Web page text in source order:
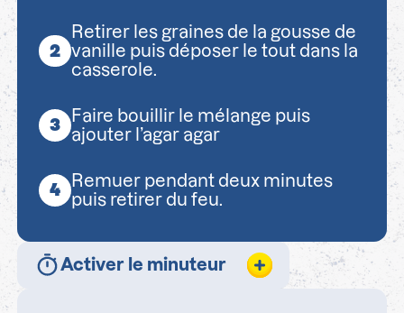
Retirer les graines de la gousse de
vanille puis déposer le tout dans la
casserole.
Faire bouillir le mélange puis
ajouter l’agar agar
Remuer pendant deux minutes
puis retirer du feu.
Activer le minuteur